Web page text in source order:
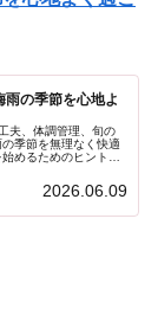
の季節を心地よ
夫、体調管理、旬の
季節を無理なく快適
めるためのヒントを
2026.06.09